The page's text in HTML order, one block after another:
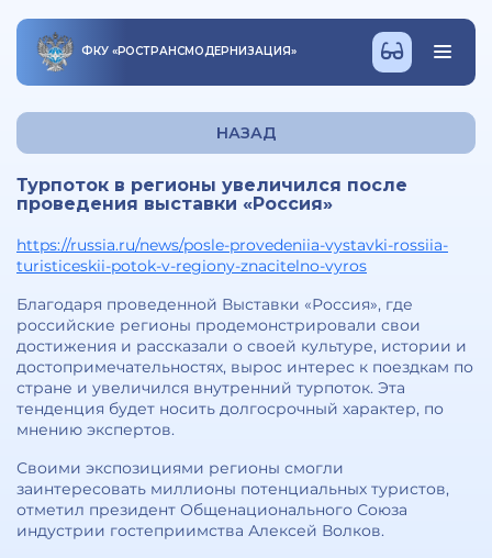
ФКУ «РОСТРАНСМОДЕРНИЗАЦИЯ»
НАЗАД
Турпоток в регионы увеличился после
проведения выставки «Россия»
https://russia.ru/news/posle-provedeniia-vystavki-rossiia-
turisticeskii-potok-v-regiony-znacitelno-vyros
Благодаря проведенной Выставки «Россия», где
российские регионы продемонстрировали свои
достижения и рассказали о своей культуре, истории и
достопримечательностях, вырос интерес к поездкам по
стране и увеличился внутренний турпоток. Эта
тенденция будет носить долгосрочный характер, по
мнению экспертов.
Своими экспозициями регионы смогли
заинтересовать миллионы потенциальных туристов,
отметил президент Общенационального Союза
индустрии гостеприимства Алексей Волков.